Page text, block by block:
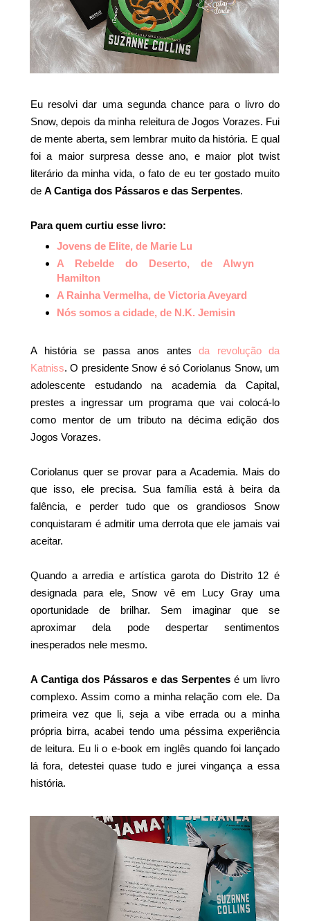
Eu resolvi dar uma segunda chance para o livro do
Snow, depois da minha releitura de Jogos Vorazes. Fui
de mente aberta, sem lembrar muito da história. E qual
foi a maior surpresa desse ano, e maior plot twist
literário da minha vida, o fato de eu ter gostado muito
de A Cantiga dos Pássaros e das Serpentes.
Para quem curtiu esse livro:
Jovens de Elite, de Marie Lu
A Rebelde do Deserto, de Alwyn
Hamilton
A Rainha Vermelha, de Victoria Aveyard
Nós somos a cidade, de N.K. Jemisin
A história se passa anos antes da revolução da
Katniss. O presidente Snow é só Coriolanus Snow, um
adolescente estudando na academia da Capital,
prestes a ingressar um programa que vai colocá-lo
como mentor de um tributo na décima edição dos
Jogos Vorazes.
Coriolanus quer se provar para a Academia. Mais do
que isso, ele precisa. Sua família está à beira da
falência, e perder tudo que os grandiosos Snow
conquistaram é admitir uma derrota que ele jamais vai
aceitar.
Quando a arredia e artística garota do Distrito 12 é
designada para ele, Snow vê em Lucy Gray uma
oportunidade de brilhar. Sem imaginar que se
aproximar dela pode despertar sentimentos
inesperados nele mesmo.
A Cantiga dos Pássaros e das Serpentes é um livro
complexo. Assim como a minha relação com ele. Da
primeira vez que li, seja a vibe errada ou a minha
própria birra, acabei tendo uma péssima experiência
de leitura. Eu li o e-book em inglês quando foi lançado
lá fora, detestei quase tudo e jurei vingança a essa
história.